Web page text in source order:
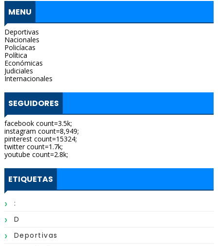
MENU
Deportivas
Nacionales
Policíacas
Política
Económicas
Judiciales
Internacionales
SEGUIDORES
facebook count=3.5k;
instagram count=8,949;
pinterest count=15324;
twitter count=1.7k;
youtube count=2.8k;
ETIQUETAS
:
D
Deportivas